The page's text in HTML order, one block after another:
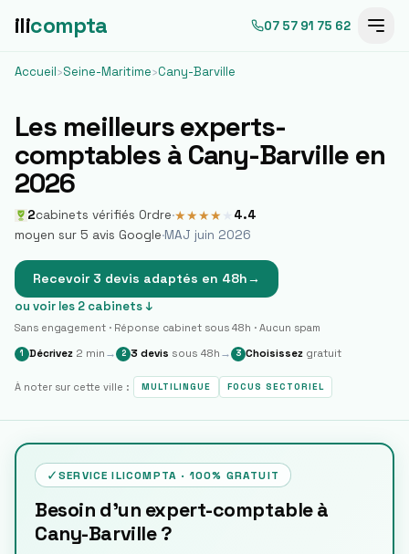
ilicompta 07 57 91 75 62
Accueil›Seine-Maritime›Cany-Barville
Les meilleurs experts-
comptables à Cany-Barville en
2026
2cabinets vérifiés Ordre·★★★★
4.4
moyen sur 5 avis Google·MAJ juin 2026
Recevoir 3 devis adaptés en 48h→
ou voir les 2 cabinets ↓
Sans engagement · Réponse cabinet sous 48h · Aucun spam
1 Décrivez 2 min → 2 3 devis sous 48h → 3 Choisissez gratuit
À noter sur cette ville : MULTILINGUE FOCUS SECTORIEL
✓ SERVICE ILICOMPTA · 100% GRATUIT
Besoin d'un expert-comptable à
Cany-Barville ?